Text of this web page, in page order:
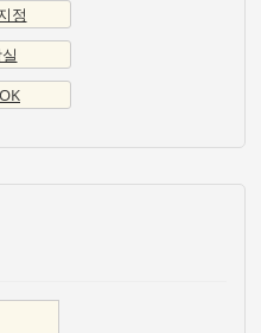
정